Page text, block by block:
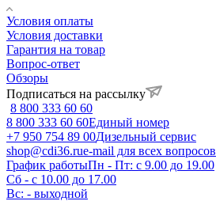
Условия оплаты
Условия доставки
Гарантия на товар
Вопрос-ответ
Обзоры
Подписаться на рассылку
8 800 333 60 60
8 800 333 60 60Единый номер
+7 950 754 89 00Дизельный сервис
shop@cdi36.rue-mail для всех вопросов
График работыПн - Пт: с 9.00 до 19.00
Сб - с 10.00 до 17.00
Вс: - выходной